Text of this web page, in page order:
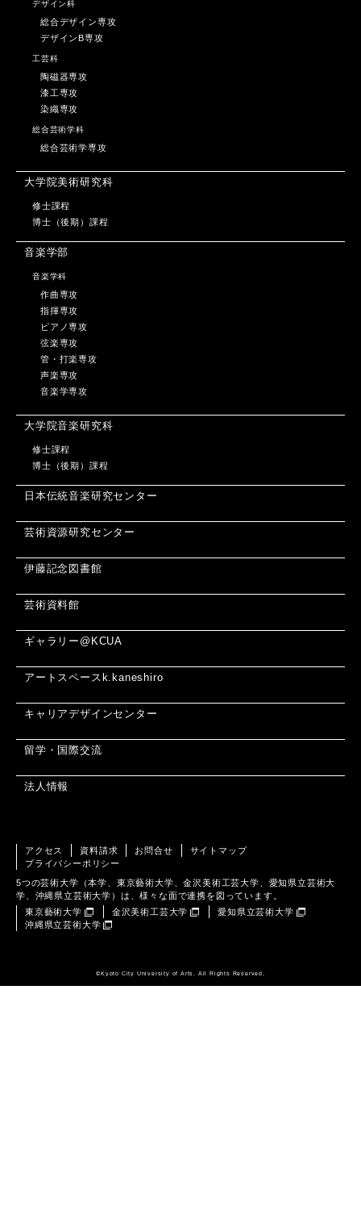
デザイン科
総合デザイン専攻
デザインB専攻
工芸科
陶磁器専攻
漆工専攻
染織専攻
総合芸術学科
総合芸術学専攻
大学院美術研究科
修士課程
博士（後期）課程
音楽学部
音楽学科
作曲専攻
指揮専攻
ピアノ専攻
弦楽専攻
管・打楽専攻
声楽専攻
音楽学専攻
大学院音楽研究科
修士課程
博士（後期）課程
日本伝統音楽研究センター
芸術資源研究センター
伊藤記念図書館
芸術資料館
ギャラリー@KCUA
アートスペースk.kaneshiro
キャリアデザインセンター
留学・国際交流
法人情報
アクセス 資料請求 お問合せ
サイトマップ
プライバシーポリシー
5つの芸術大学（本学、東京藝術大学、金沢美術工芸大学、愛知県立芸術大
学、沖縄県立芸術大学）は、様々な面で連携を図っています。
東京藝術大学
金沢美術工芸大学
愛知県立芸術大学
沖縄県立芸術大学
©️Kyoto City University of Arts. All Rights Reserved.